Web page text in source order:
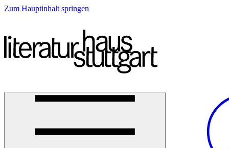
Zum Hauptinhalt springen